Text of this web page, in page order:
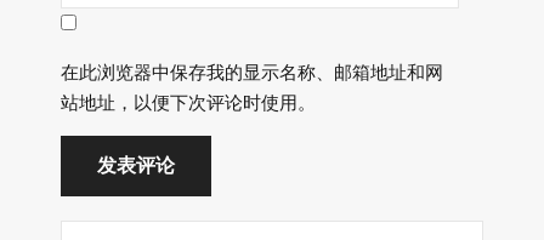
在此浏览器中保存我的显示名称、邮箱地址和网
站地址，以便下次评论时使用。